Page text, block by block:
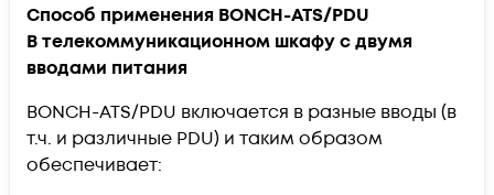
Способ применения BONCH-ATS/PDU
В телекоммуникационном шкафу с двумя
вводами питания
BONCH-ATS/PDU включается в разные вводы (в
т.ч. и различные PDU) и таким образом
обеспечивает: